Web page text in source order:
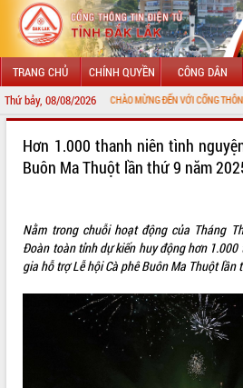
TRANG CHỦ CHÍNH QUYỀN CÔNG DÂN
Thứ bảy, 08/08/2026CHÀO MỪNG ĐẾN VỚI CỔNG THÔNG TIN
LÃNH ĐẠO UBND TỈNH
SỞ, BAN, NGÀNH
THÔNG TIN CHỈ ĐẠO ĐIỀU HÀNH
HỆ THỐNG VĂN BẢN
Hơn 1.000 thanh niên tình
Buôn Ma Thuột lần thứ 9 năm
Nằm trong chuỗi hoạt động của Tháng
Đoàn toàn tỉnh dự kiến huy động hơn
gia hỗ trợ Lễ hội Cà phê Buôn Ma Thuột lần